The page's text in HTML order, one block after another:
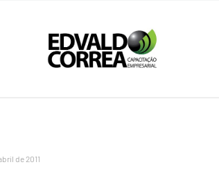
de 2011